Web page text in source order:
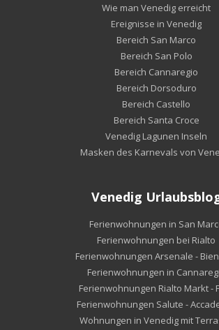
Wie man Venedig erreicht
Ereignisse in Venedig
Bereich San Marco
Bereich San Polo
Bereich Cannaregio
Bereich Dorsoduro
Bereich Castello
Bereich Santa Croce
Venedig Lagunen Inseln
Masken des Karnevals von
Venedig
Ferienwohnungen in San
Ferienwohnungen bei Rialto
Ferienwohnungen Arsenale -
Ferienwohnungen in
Ferienwohnungen Rialto Markt -
Ferienwohnungen Salute -
Wohnungen in Venedig mit